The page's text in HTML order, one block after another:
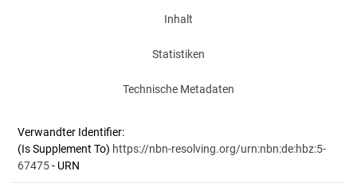
Inhalt
Statistiken
Technische Metadaten
Verwandter Identifier:
(Is Supplement To) https://nbn-resolving.org/urn:nbn:de:hbz:5-
67475- URN